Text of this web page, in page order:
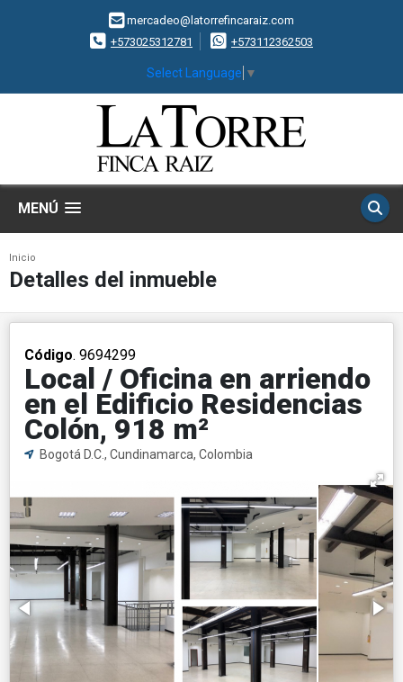
mercadeo@latorrefincaraiz.com
+573025312781
+573112362503
Select Language ▼
MENÚ
Inicio
Detalles del inmueble
Código. 9694299
Local / Oficina en arriendo
en el Edificio Residencias
Colón, 918 m²
Bogotá D.C., Cundinamarca, Colombia